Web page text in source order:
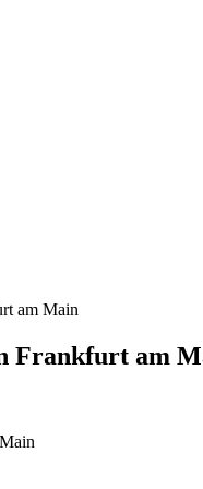
am Main
Frankfurt am